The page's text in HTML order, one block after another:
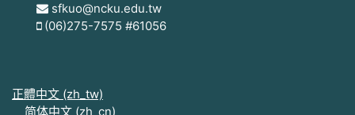
sfkuo@ncku.edu.tw
(06)275-7575 #61056
正體中文 ‎(zh_tw)‎
简体中文 ‎(zh_cn)‎